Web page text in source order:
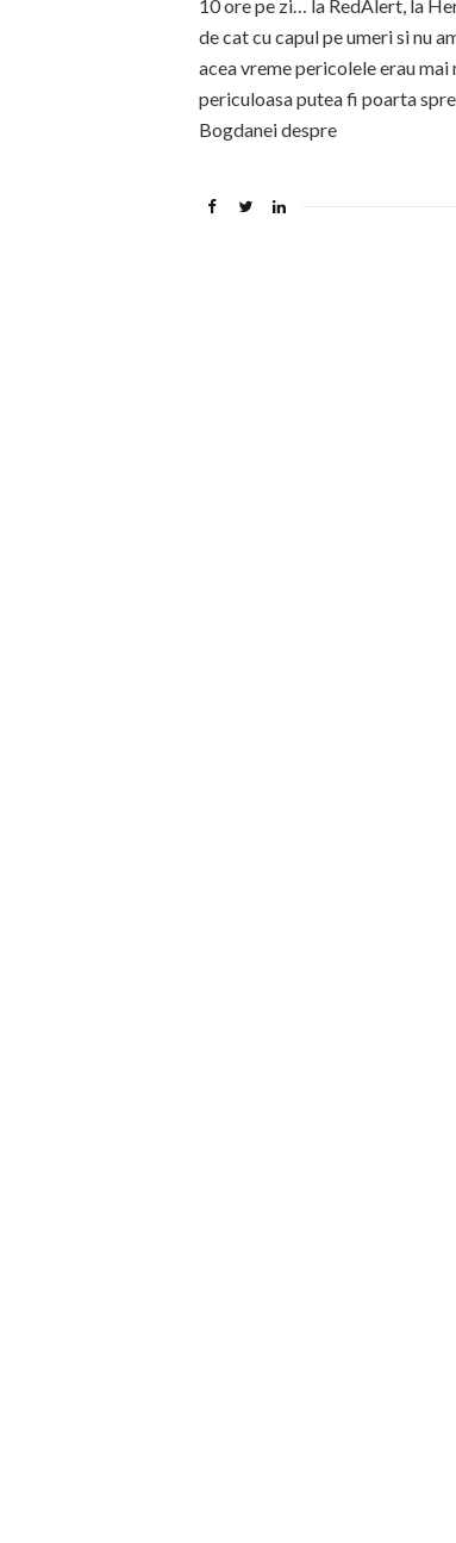
10 ore pe zi… la RedAlert, la
de cat cu capul pe umeri si nu
acea vreme pericolele erau
periculoasa putea fi poarta
Bogdanei despre